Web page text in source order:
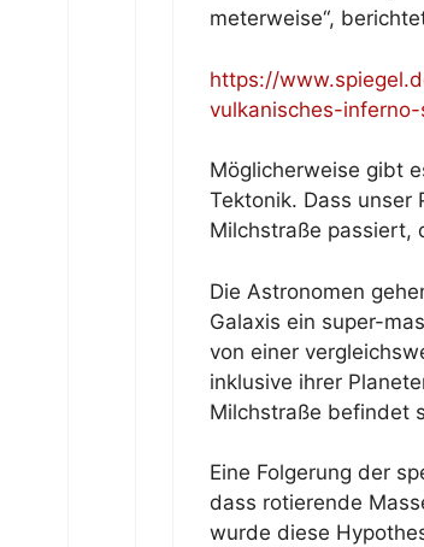
meterweise“,
https://
vulkanisches-
Möglicherweise gibt
Tektonik. Dass unser
Milchstraße passiert,
Die Astronomen
Galaxis ein super-
von einer
inklusive ihrer
Milchstraße befindet
Eine Folgerung der
dass rotierende
wurde diese